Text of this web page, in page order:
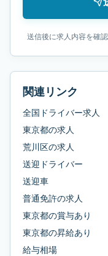
送信後に求人内容を確
関連リンク
全国ドライバー求人
東京都の求人
荒川区の求人
送迎ドライバー
送迎車
普通免許の求人
東京都の賞与あり
東京都の昇給あり
給与相場